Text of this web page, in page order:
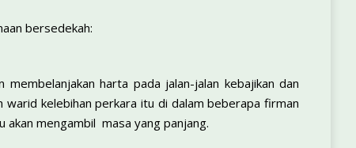
bersedekah:
membelanjakan harta pada jalan-jalan kebajikan dan
warid kelebihan perkara itu di dalam beberapa firman
akan mengambil masa yang panjang.